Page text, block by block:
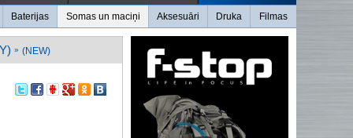
Baterijas Somas un maciņi Aksesuāri Druka Filmas
» (NEW)